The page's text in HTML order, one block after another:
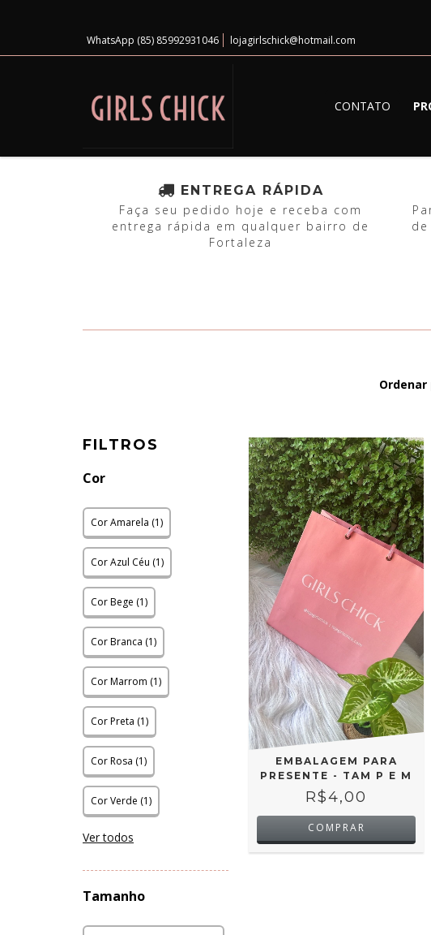
WhatsApp (85) 85992931046 lojagirlschick@hotmail.com
CONTATO
ENTREGA RÁPIDA
Faça seu pedido hoje e receba com
entrega rápida em qualquer bairro de
Fortaleza
Ordenar
FILTROS
Cor
Cor Amarela (1)
Cor Azul Céu (1)
Cor Bege (1)
Cor Branca (1)
Cor Marrom (1)
Cor Preta (1)
Cor Rosa (1)
Cor Verde (1)
Ver todos
Tamanho
EMBALAGEM PARA
PRESENTE - TAM P E M
R$4,00
COMPRAR